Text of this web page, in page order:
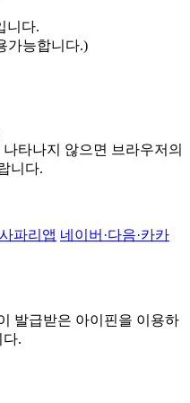
니다.
가능합니다.)
타나지 않으면 브라우저의
니다.
파리앱 네이버·다음·카카
발급받은 아이핀을 이용하
다.